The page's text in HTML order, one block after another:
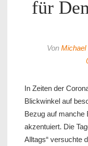
für
Von Michael
In Zeiten der
Blickwinkel auf
Bezug auf manche
akzentuiert. Die
Alltags“ versuchte